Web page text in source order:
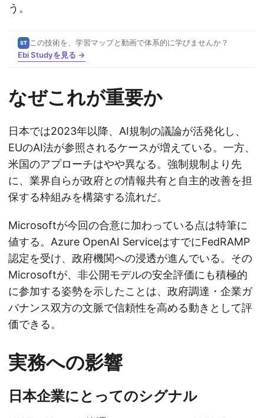
う。
ST この技術を、学習マップと動画で体系的に学びませんか？
Ebi Studyを見る →
なぜこれが重要か
日本では2023年以降、AI規制の議論が活発化し、
EUのAI法が参照されるケースが増えている。一方、
米国のアプローチはやや異なる。強制規制より先
に、業界自らが政府との情報共有と自主的改善を担
保する枠組みを構築する流れだ。
Microsoftが今回の合意に加わっている点は特筆に
値する。Azure OpenAI ServiceはすでにFedRAMP
認定を受け、政府機関への浸透が進んでいる。その
Microsoftが、非公開モデルの安全評価にも積極的
に参加する姿勢を示したことは、政府調達・企業ガ
バナンス双方の文脈で信頼性を高める動きとして評
価できる。
実務への影響
日本企業にとってのシグナル